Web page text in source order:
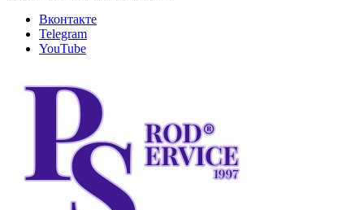
Вконтакте
Telegram
YouTube